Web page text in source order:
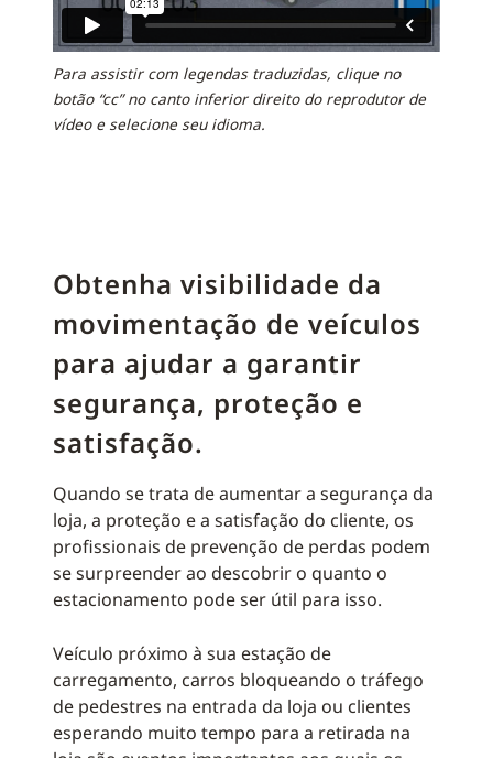
Para assistir com legendas traduzidas, clique no
botão “cc” no canto inferior direito do reprodutor de
vídeo e selecione seu idioma.
Obtenha visibilidade da
movimentação de veículos
para ajudar a garantir
segurança, proteção e
satisfação.
Quando se trata de aumentar a segurança da
loja, a proteção e a satisfação do cliente, os
profissionais de prevenção de perdas podem
se surpreender ao descobrir o quanto o
estacionamento pode ser útil para isso.
Veículo próximo à sua estação de
carregamento, carros bloqueando o tráfego
de pedestres na entrada da loja ou clientes
esperando muito tempo para a retirada na